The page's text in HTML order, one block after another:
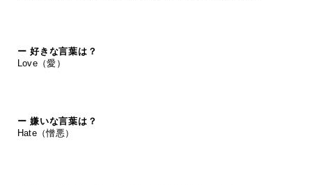
ー 好きな言葉は？
Love（愛）
ー 嫌いな言葉は？
Hate（憎悪）